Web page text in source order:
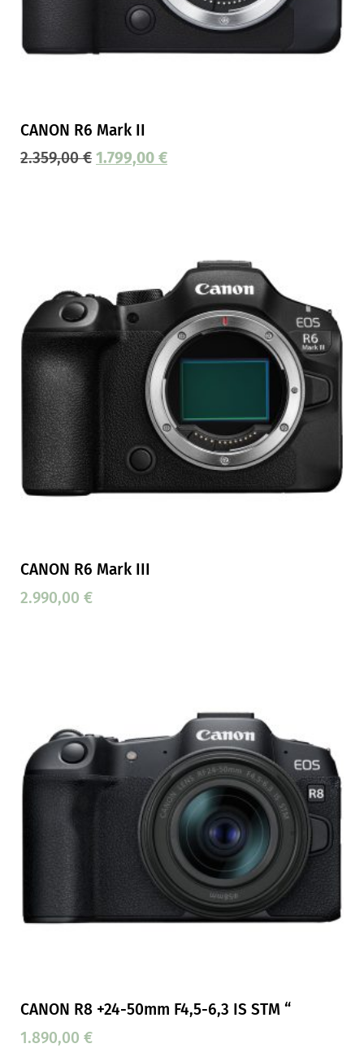
CANON R6 Mark II
2.359,00€ 1.799,00 €
CANON R6 Mark III
2.990,00 €
CANON R8 +24-50mm F4,5-6,3 IS STM “
1.890,00 €